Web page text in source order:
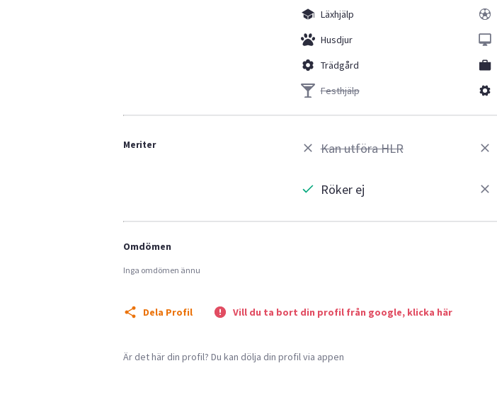
Läxhjälp
Husdjur
Trädgård
Festhjälp
Meriter Kan utföra HLR
Röker ej
Omdömen
Inga omdömen ännu
Dela Profil Vill du ta bort din profil från google, klicka här
Är det här din profil? Du kan dölja din profil via appen